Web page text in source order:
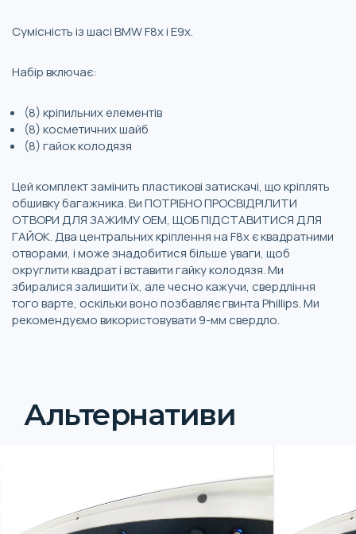
Сумісність із шасі BMW F8x і E9x.
Набір включає:
(8) кріпильних елементів
(8) косметичних шайб
(8) гайок колодязя
Цей комплект замінить пластикові затискачі, що кріплять
обшивку багажника. Ви ПОТРІБНО ПРОСВІДРІЛИТИ
ОТВОРИ ДЛЯ ЗАЖИМУ OEM, ЩОБ ПІДСТАВИТИСЯ ДЛЯ
ГАЙОК. Два центральних кріплення на F8x є квадратними
отворами, і може знадобитися більше уваги, щоб
округлити квадрат і вставити гайку колодязя. Ми
збиралися залишити їх, але чесно кажучи, свердління
того варте, оскільки воно позбавляє гвинта Phillips. Ми
рекомендуємо використовувати 9-мм свердло.
Альтернативи